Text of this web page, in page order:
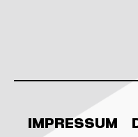
IMPRESSUM